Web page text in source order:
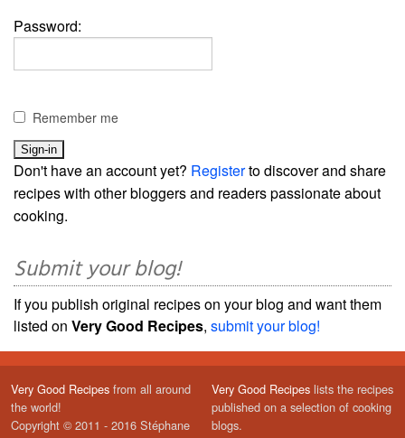
Password:
Remember me
Don't have an account yet? Registerto discover and share
recipes with other bloggers and readers passionate about
cooking.
Submit your blog!
If you publish original recipes on your blog and want them
listed on Very Good Recipes, submit your blog!
Very Good Recipes from all around
the world!
Copyright © 2011 - 2016 Stéphane
Very Good Recipes lists the recipes
published on a selection of cooking
blogs.